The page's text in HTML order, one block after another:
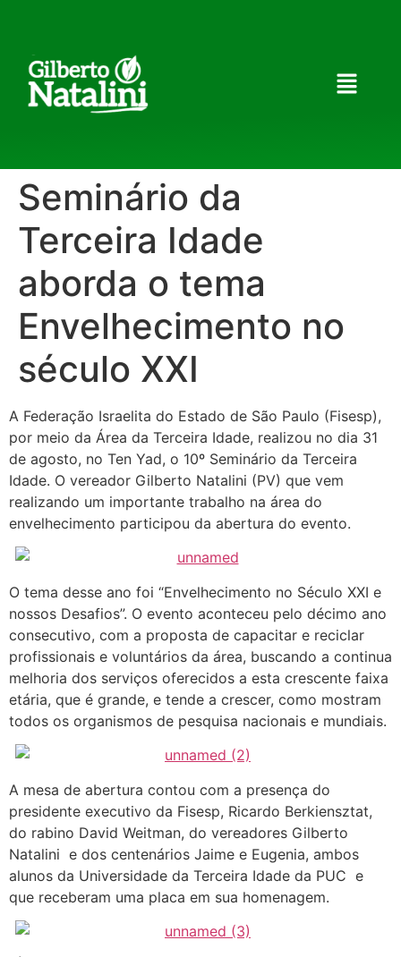
Seminário da
Terceira Idade
aborda o tema
Envelhecimento no
século XXI
A Federação Israelita do Estado de São Paulo (Fisesp),
por meio da Área da Terceira Idade, realizou no dia 31
de agosto, no Ten Yad, o 10º Seminário da Terceira
Idade. O vereador Gilberto Natalini (PV) que vem
realizando um importante trabalho na área do
envelhecimento participou da abertura do evento.
O tema desse ano foi “Envelhecimento no Século XXI e
nossos Desafios”. O evento aconteceu pelo décimo ano
consecutivo, com a proposta de capacitar e reciclar
profissionais e voluntários da área, buscando a continua
melhoria dos serviços oferecidos a esta crescente faixa
etária, que é grande, e tende a crescer, como mostram
todos os organismos de pesquisa nacionais e mundiais.
A mesa de abertura contou com a presença do
presidente executivo da Fisesp, Ricardo Berkiensztat,
do rabino David Weitman, do vereadores Gilberto
Natalini e dos centenários Jaime e Eugenia, ambos
alunos da Universidade da Terceira Idade da PUC e
que receberam uma placa em sua homenagem.